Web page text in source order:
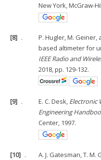
New York, McGraw-
[8] .
P. Hugler, M. Geiner,
based altimeter for
IEEE Radio and
2018, pp. 129-132.
[9] . E. C. Desk, Electronic
Engineering
Center, 1997.
[10] .
A. J. Gatesman, T. M.